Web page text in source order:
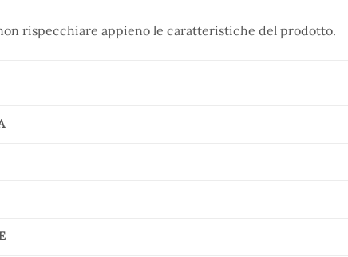
rispecchiare appieno le caratteristiche del prodotto.